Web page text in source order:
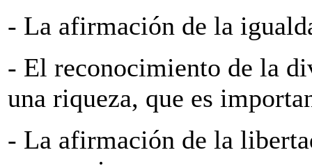
- La afirmación de la
- El reconocimiento de la
una riqueza, que es
- La afirmación de la